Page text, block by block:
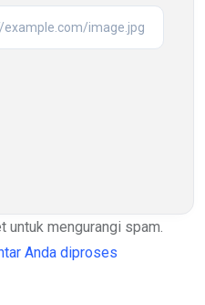
untuk mengurangi spam.
Anda diproses